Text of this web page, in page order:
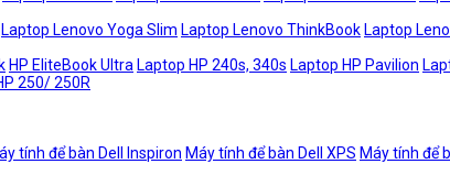
Laptop Lenovo Yoga Slim Laptop Lenovo ThinkBook Laptop
HP EliteBook Ultra Laptop HP 240s, 340s Laptop HP Pavilion
250/ 250R
tính để bàn Dell Inspiron Máy tính để bàn Dell XPS Máy tính để